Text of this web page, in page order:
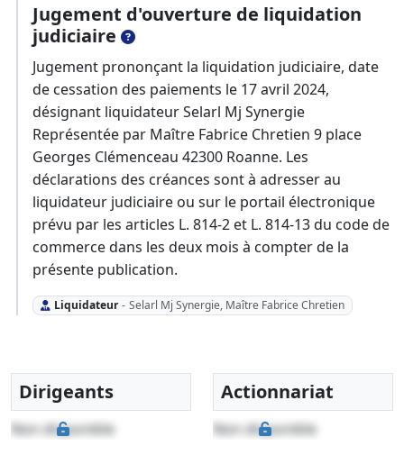
Jugement d'ouverture de liquidation
judiciaire
Jugement prononçant la liquidation judiciaire, date
de cessation des paiements le 17 avril 2024,
désignant liquidateur Selarl Mj Synergie
Représentée par Maître Fabrice Chretien 9 place
Georges Clémenceau 42300 Roanne. Les
déclarations des créances sont à adresser au
liquidateur judiciaire ou sur le portail électronique
prévu par les articles L. 814-2 et L. 814-13 du code de
commerce dans les deux mois à compter de la
présente publication.
Liquidateur - Selarl Mj Synergie, Maître Fabrice Chretien
Dirigeants
Non disponible
Actionnariat
Non disponible